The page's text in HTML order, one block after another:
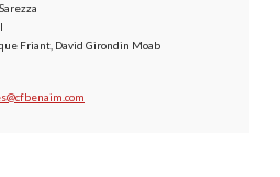
Friant, David Girondin Moab